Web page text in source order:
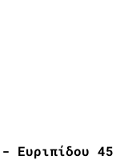
Ευριπίδου 45